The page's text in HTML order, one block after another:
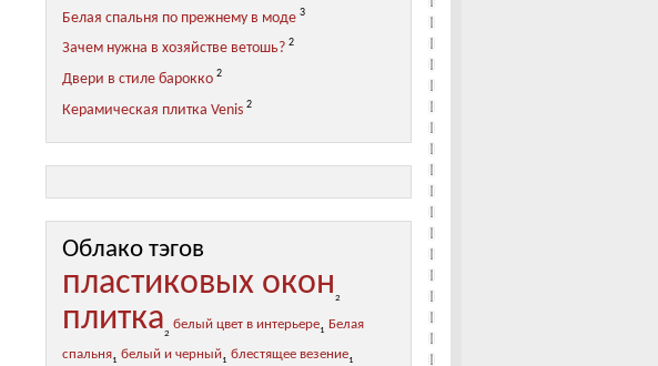
Белая спальня по прежнему в моде 3
Зачем нужна в хозяйстве ветошь? 2
Двери в стиле барокко 2
Керамическая плитка Venis 2
Облако тэгов
пластиковых окон 2
плитка2
белый цвет в интерьере1 Белая
спальня1 белый и черный1 блестящее везение1